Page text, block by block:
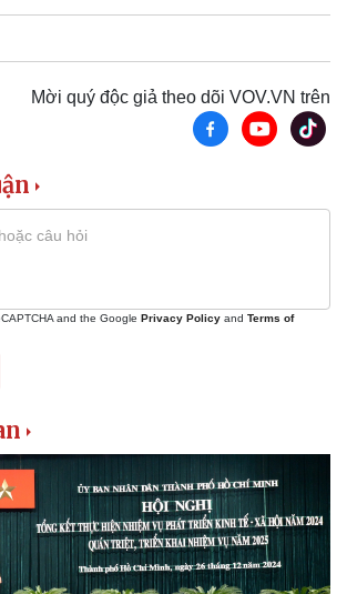
Mời quý độc giả theo dõi VOV.VN trên
and the Google Privacy Policy and Terms of